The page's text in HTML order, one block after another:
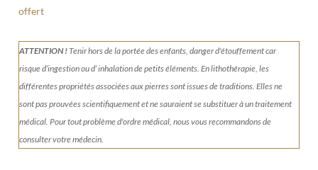
offert
ATTENTION !Tenirhors de la portée des enfants, danger d'étouffement car
risque d’ingestion ou d’ inhalation de petits éléments.En lithothérapie, les
différentes propriétés associées aux pierres sont issues de traditions. Elles ne
sont pas prouvées scientifiquement et ne sauraient se substituer à un traitement
médical. Pour tout problème d'ordre médical, nous vous recommandons de
consulter votre médecin.